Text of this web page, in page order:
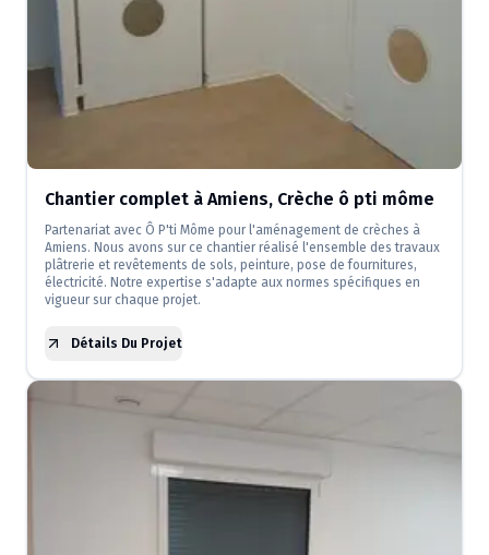
Chantier complet à Amiens, Crèche ô pti môme
Partenariat avec Ô P'ti Môme pour l'aménagement de crèches à
Amiens. Nous avons sur ce chantier réalisé l'ensemble des travaux
plâtrerie et revêtements de sols, peinture, pose de fournitures,
électricité. Notre expertise s'adapte aux normes spécifiques en
vigueur sur chaque projet.
Détails Du Projet